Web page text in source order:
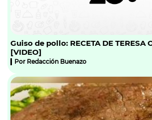
Guiso de pollo: RECETA DE TERESA
[VIDEO]
Por Redacción Buenazo